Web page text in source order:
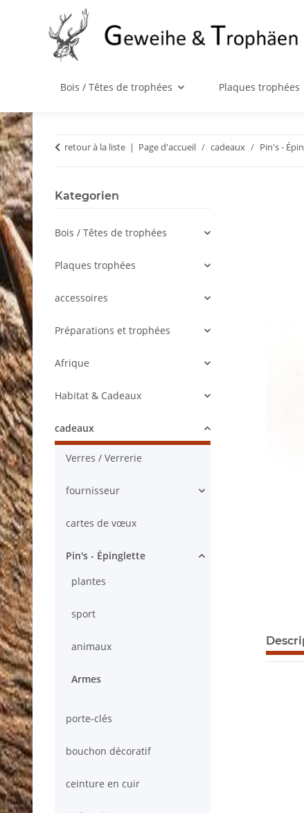
Bois / Têtes de trophées Plaques trophées
retour à la liste Page d'accueil cadeaux Pin's -
Kategorien
Bois / Têtes de trophées
Plaques trophées
accessoires
Préparations et trophées
Afrique
Habitat & Cadeaux
cadeaux
Verres / Verrerie
fournisseur
cartes de vœux
Pin's - Épinglette
plantes
sport
animaux
Armes
porte-clés
bouchon décoratif
ceinture en cuir